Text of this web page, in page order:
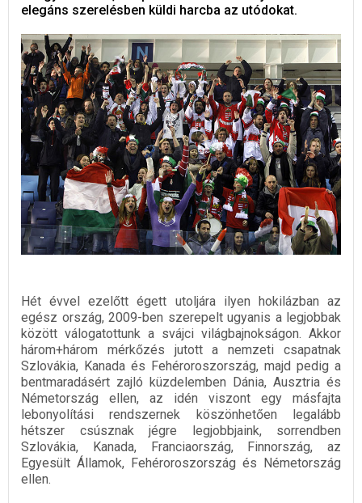
elegáns szerelésben küldi harcba az utódokat.
Hét évvel ezelőtt égett utoljára ilyen hokilázban az
egész ország, 2009-ben szerepelt ugyanis a legjobbak
között válogatottunk a svájci világbajnokságon. Akkor
három+három mérkőzés jutott a nemzeti csapatnak
Szlovákia, Kanada és Fehéroroszország, majd pedig a
bentmaradásért zajló küzdelemben Dánia, Ausztria és
Németország ellen, az idén viszont egy másfajta
lebonyolítási rendszernek köszönhetően legalább
hétszer csúsznak jégre legjobbjaink, sorrendben
Szlovákia, Kanada, Franciaország, Finnország, az
Egyesült Államok, Fehéroroszország és Németország
ellen.